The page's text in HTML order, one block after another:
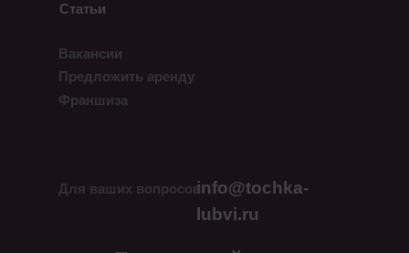
Статьи
Франшиза
Предложить аренду
Вакансии
info@tochka-
lubvi.ru
Для ваших вопросов: